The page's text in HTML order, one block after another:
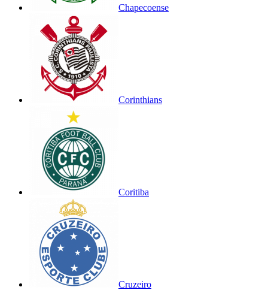
Chapecoense
Corinthians
Coritiba
Cruzeiro